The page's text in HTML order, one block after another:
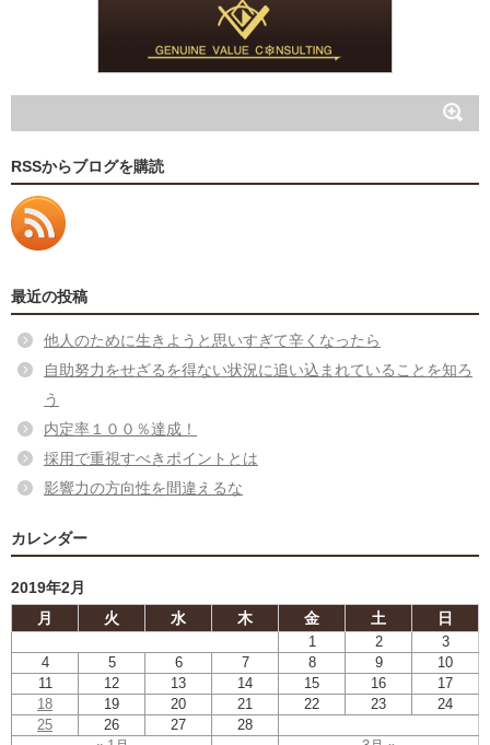
RSSからブログを購読
最近の投稿
他人のために生きようと思いすぎて辛くなったら
自助努力をせざるを得ない状況に追い込まれていることを知ろ
う
内定率１００％達成！
採用で重視すべきポイントとは
影響力の方向性を間違えるな
カレンダー
2019年2月
月
火 水 木 金 土 日
1 2
3
4
5 6 7 8 9
10
11
12 13 14 15 16
17
18
19 20 21 22 23
24
25
26 27 28